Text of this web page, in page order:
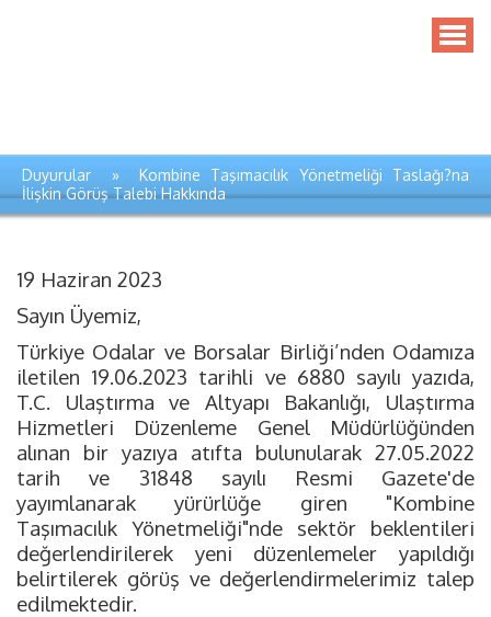
Duyurular » Kombine Taşımacılık Yönetmeliği Taslağı?na
İlişkin Görüş Talebi Hakkında
19 Haziran 2023
Sayın Üyemiz,
Türkiye Odalar ve Borsalar Birliği’nden Odamıza
iletilen 19.06.2023 tarihli ve 6880 sayılı yazıda,
T.C. Ulaştırma ve Altyapı Bakanlığı, Ulaştırma
Hizmetleri Düzenleme Genel Müdürlüğünden
alınan bir yazıya atıfta bulunularak 27.05.2022
tarih ve 31848 sayılı Resmi Gazete'de
yayımlanarak yürürlüğe giren "Kombine
Taşımacılık Yönetmeliği"nde sektör beklentileri
değerlendirilerek yeni düzenlemeler yapıldığı
belirtilerek görüş ve değerlendirmelerimiz talep
edilmektedir.